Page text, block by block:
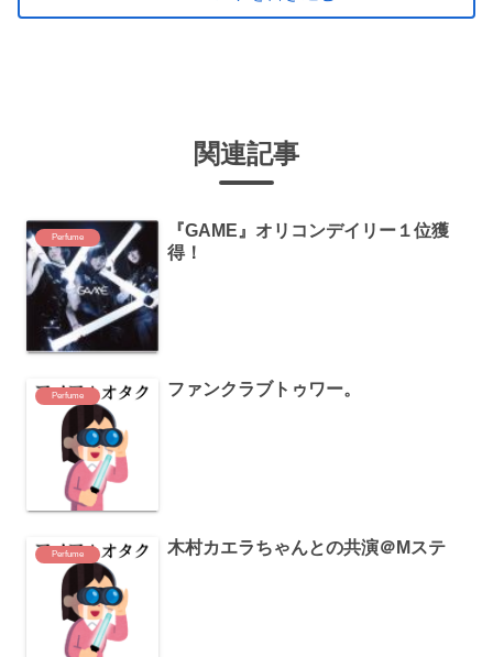
関連記事
Perfume
『GAME』オリコンデイリー１位獲
得！
Perfume ファンクラブトゥワー。
Perfume 木村カエラちゃんとの共演＠Mステ